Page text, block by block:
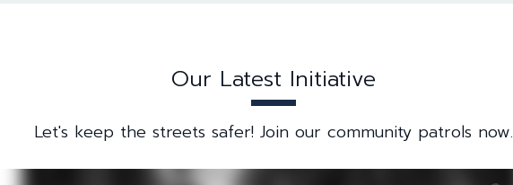
Our Latest Initiative
Let's keep the streets safer! Join our community patrols now.